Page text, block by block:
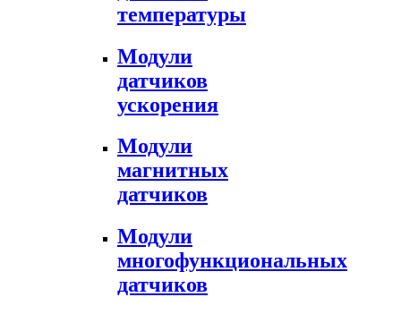
температуры
Модули
датчиков
ускорения
Модули
магнитных
датчиков
Модули
многофункциональных
датчиков